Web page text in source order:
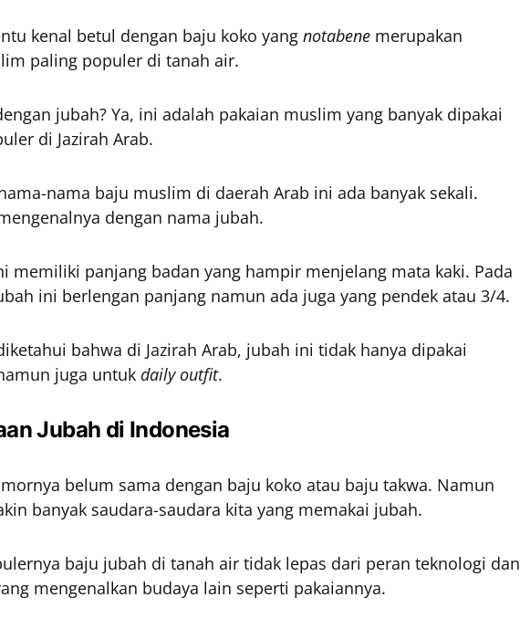
kenal betul dengan baju koko yang notabene merupakan
paling populer di tanah air.
jubah? Ya, ini adalah pakaian muslim yang banyak dipakai
di Jazirah Arab.
nama baju muslim di daerah Arab ini ada banyak sekali.
dengan nama jubah.
memiliki panjang badan yang hampir menjelang mata kaki. Pada
ini berlengan panjang namun ada juga yang pendek atau 3/4.
bahwa di Jazirah Arab, jubah ini tidak hanya dipakai
juga untuk daily outfit.
Jubah di Indonesia
belum sama dengan baju koko atau baju takwa. Namun
banyak saudara-saudara kita yang memakai jubah.
baju jubah di tanah air tidak lepas dari peran teknologi dan
mengenalkan budaya lain seperti pakaiannya.